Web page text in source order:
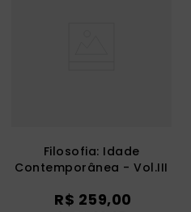
Filosofia: Idade
Contemporânea - Vol.III
R$ 259,00